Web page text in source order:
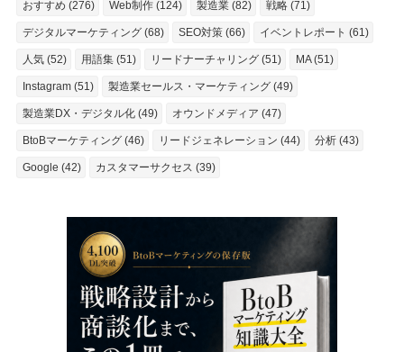
おすすめ (276) Web制作 (124) 製造業 (82) 戦略 (71)
デジタルマーケティング (68) SEO対策 (66) イベントレポート (61)
人気 (52) 用語集 (51) リードナーチャリング (51) MA (51)
Instagram (51) 製造業セールス・マーケティング (49)
製造業DX・デジタル化 (49) オウンドメディア (47)
BtoBマーケティング (46) リードジェネレーション (44) 分析 (43)
Google (42) カスタマーサクセス (39)